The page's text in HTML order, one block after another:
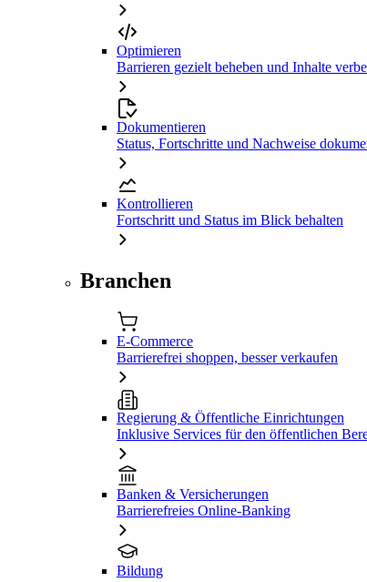
Optimieren
Barrieren gezielt beheben und Inhalte
Dokumentieren
Status, Fortschritte und Nachweise
Kontrollieren
Fortschritt und Status im Blick behalten
Branchen
E-Commerce
Barrierefrei shoppen, besser verkaufen
Regierung & Öffentliche Einrichtungen
Inklusive Services für den öffentlichen
Banken & Versicherungen
Barrierefreies Online-Banking
Bildung